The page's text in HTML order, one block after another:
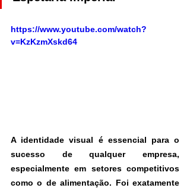
https://www.youtube.com/watch?
v=KzKzmXskd64
A identidade visual é essencial para o
sucesso de qualquer empresa,
especialmente em setores competitivos
como o de alimentação. Foi exatamente